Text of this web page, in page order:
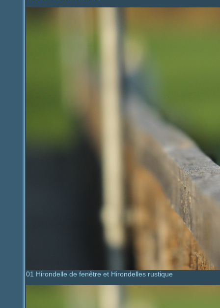
01 Hirondelle de fenêtre et Hirondelles rustique